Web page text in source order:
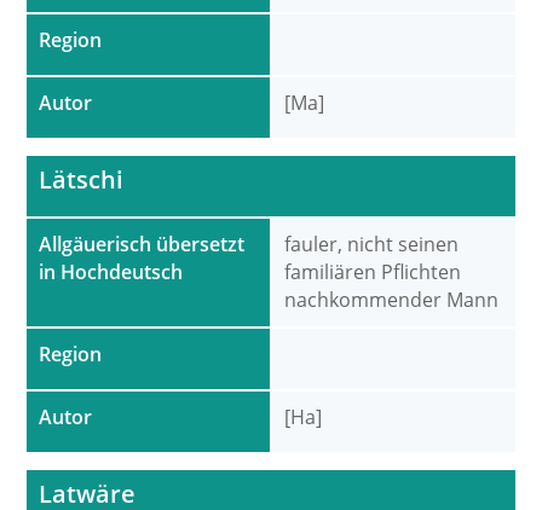
Region
Autor [Ma]
Allgäuerisch übersetzt
in Hochdeutsch
Region
Autor
Lätschi
fauler, nicht seinen
familiären Pflichten
nachkommender Mann
[Ha]
Latwäre